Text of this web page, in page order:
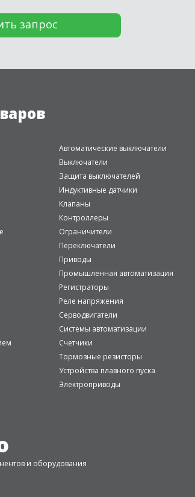
Автоматические выключатели
Выключатели
Защита выключателей
Индуктивные датчики
Клапаны
Контроллеры
Ограничители
Переключатели
Приводы
Промышленная автоматизация
Регистраторы
Реле напряжения
Серводвигатели
Системы автоматизации
Счетчики
Тормозные резисторы
Устройства плавного пуска
Электроприводы
и оборудования